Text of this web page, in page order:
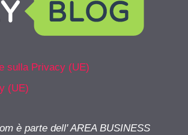
sulla Privacy (UE)
(UE)
è parte dell' AREA BUSINESS